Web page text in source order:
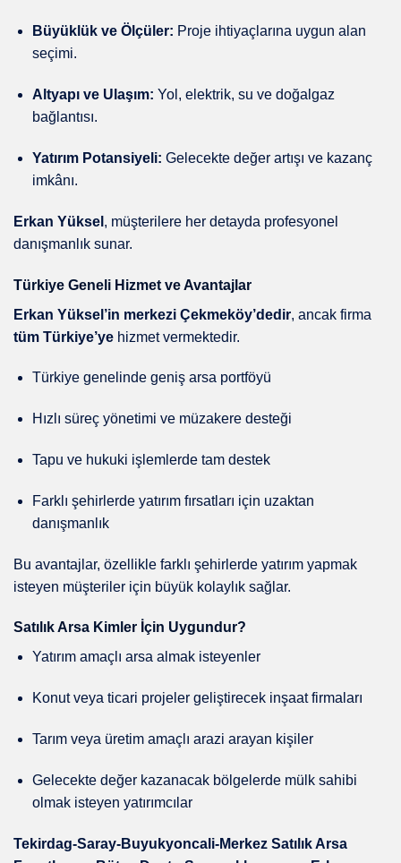
Büyüklük ve Ölçüler: Proje ihtiyaçlarına uygun alan
seçimi.
Altyapı ve Ulaşım: Yol, elektrik, su ve doğalgaz
bağlantısı.
Yatırım Potansiyeli: Gelecekte değer artışı ve kazanç
imkânı.
Erkan Yüksel , müşterilere her detayda profesyonel
danışmanlık sunar.
Türkiye Geneli Hizmet ve Avantajlar
Erkan Yüksel’in merkezi Çekmeköy’dedir, ancak firma
tüm Türkiye’ye hizmet vermektedir.
Türkiye genelinde geniş arsa portföyü
Hızlı süreç yönetimi ve müzakere desteği
Tapu ve hukuki işlemlerde tam destek
Farklı şehirlerde yatırım fırsatları için uzaktan
danışmanlık
Bu avantajlar, özellikle farklı şehirlerde yatırım yapmak
isteyen müşteriler için büyük kolaylık sağlar.
Satılık Arsa Kimler İçin Uygundur?
Yatırım amaçlı arsa almak isteyenler
Konut veya ticari projeler geliştirecek inşaat firmaları
Tarım veya üretim amaçlı arazi arayan kişiler
Gelecekte değer kazanacak bölgelerde mülk sahibi
olmak isteyen yatırımcılar
Tekirdag-Saray-Buyukyoncali-Merkez Satılık Arsa